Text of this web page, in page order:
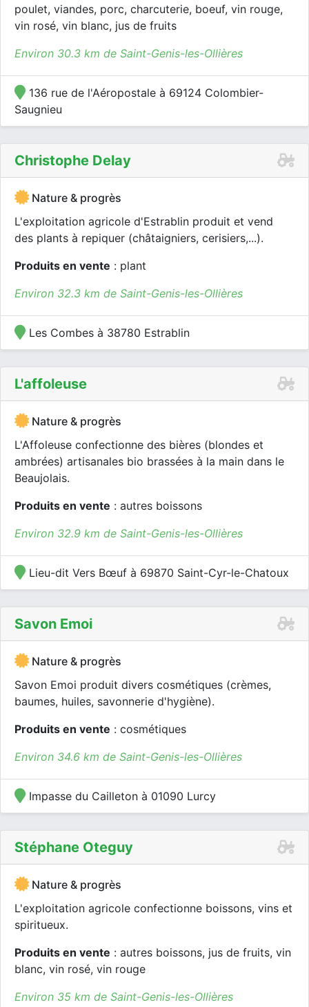
poulet, viandes, porc, charcuterie, boeuf, vin rouge,
vin rosé, vin blanc, jus de fruits
Environ 30.3 km de Saint-Genis-les-Ollières
136 rue de l'Aéropostale à 69124 Colombier-
Saugnieu
Christophe Delay
Nature & progrès
L'exploitation agricole d'Estrablin produit et vend
des plants à repiquer (châtaigniers, cerisiers,...).
Produits en vente : plant
Environ 32.3 km de Saint-Genis-les-Ollières
Les Combes à 38780 Estrablin
L'affoleuse
Nature & progrès
L'Affoleuse confectionne des bières (blondes et
ambrées) artisanales bio brassées à la main dans le
Beaujolais.
Produits en vente : autres boissons
Environ 32.9 km de Saint-Genis-les-Ollières
Lieu-dit Vers Bœuf à 69870 Saint-Cyr-le-Chatoux
Savon Emoi
Nature & progrès
Savon Emoi produit divers cosmétiques (crèmes,
baumes, huiles, savonnerie d'hygiène).
Produits en vente : cosmétiques
Environ 34.6 km de Saint-Genis-les-Ollières
Impasse du Cailleton à 01090 Lurcy
Stéphane Oteguy
Nature & progrès
L'exploitation agricole confectionne boissons, vins et
spiritueux.
Produits en vente : autres boissons, jus de fruits, vin
blanc, vin rosé, vin rouge
Environ 35 km de Saint-Genis-les-Ollières